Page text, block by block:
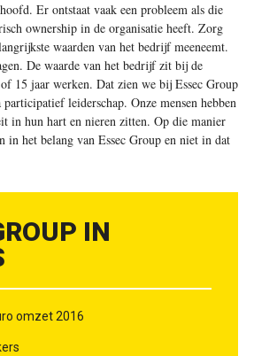
Er ontstaat vaak een probleem als die
ownership in de organisatie heeft. Zorg
waarden van het bedrijf meeneemt.
De waarde van het bedrijf zit bij de
15 jaar werken. Dat zien we bij Essec Group
leiderschap. Onze mensen hebben
in hun hart en nieren zitten. Op die manier
in het belang van Essec Group en niet in dat
IN
omzet 2016